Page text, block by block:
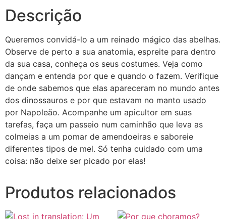
Descrição
Queremos convidá-lo a um reinado mágico das abelhas.
Observe de perto a sua anatomia, espreite para dentro
da sua casa, conheça os seus costumes. Veja como
dançam e entenda por que e quando o fazem. Verifique
de onde sabemos que elas apareceram no mundo antes
dos dinossauros e por que estavam no manto usado
por Napoleão. Acompanhe um apicultor em suas
tarefas, faça um passeio num caminhão que leva as
colmeias a um pomar de amendoeiras e saboreie
diferentes tipos de mel. Só tenha cuidado com uma
coisa: não deixe ser picado por elas!
Produtos relacionados